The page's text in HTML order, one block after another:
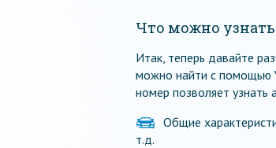
Что можно
Итак, теперь давайте
можно найти с помощью
номер позволяет
Общие
т.д.